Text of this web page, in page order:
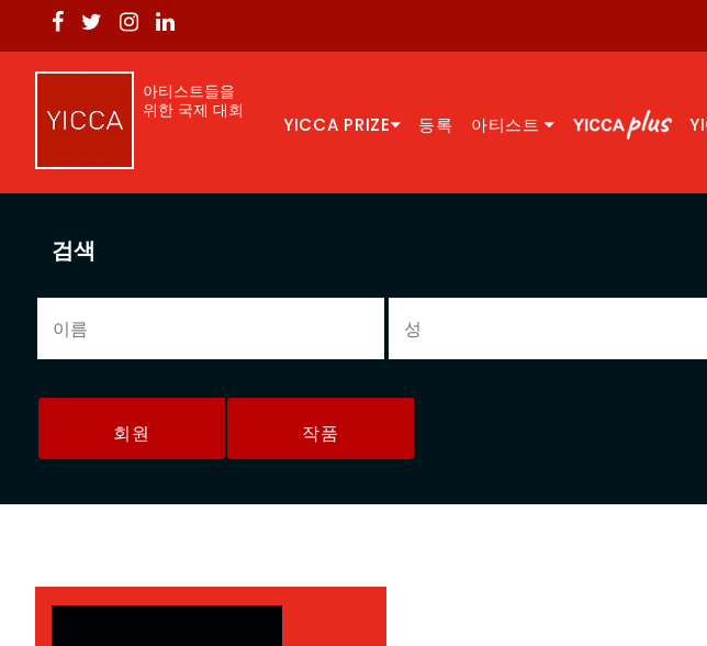
아티스트들을
위한 국제 대회
YICCA PRIZE 등록 아티스트
검색
회원 작품